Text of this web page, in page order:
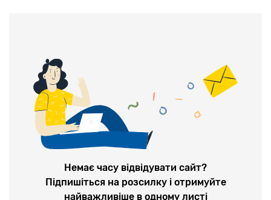
Немає часу відвідувати сайт?
Підпишіться на розсилку і отримуйте
найважливіше в одному листі